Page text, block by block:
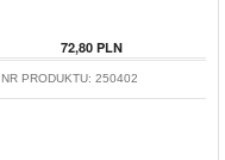
72,80 PLN
NR PRODUKTU: 250402